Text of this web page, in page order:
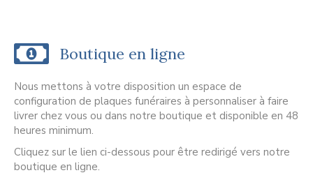
Notre boutique en ligne
Boutique en ligne
Nous mettons à votre disposition un espace de
configuration de plaques funéraires à personnaliser à faire
livrer chez vous ou dans notre boutique et disponible en 48
heures minimum.
Cliquez sur le lien ci-dessous pour être redirigé vers notre
boutique en ligne.